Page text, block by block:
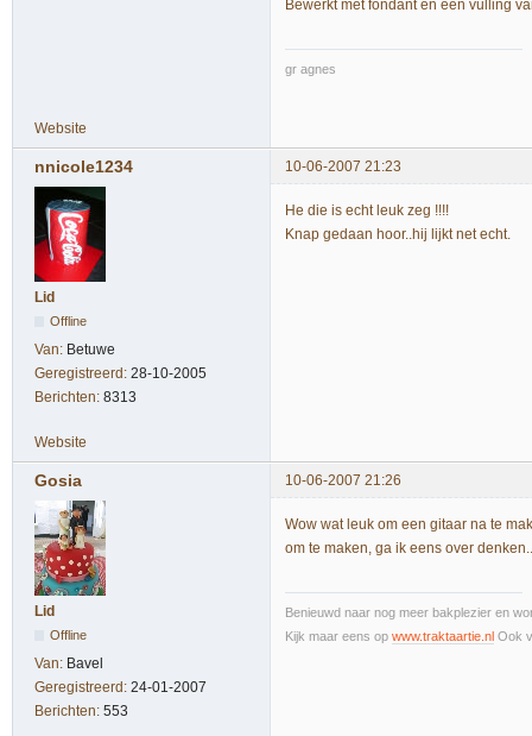
Bewerkt met fondant en een vulling
gr agnes
Website
nnicole1234 10-06-2007 21:23
Lid
Offline
Van: Betuwe
Geregistreerd: 28-10-2005
Berichten: 8313
He die is echt leuk zeg !!!!
Knap gedaan hoor..hij lijkt net echt.
Website
Gosia 10-06-2007 21:26
Lid
Offline
Van: Bavel
Geregistreerd: 24-01-2007
Berichten: 553
Wow wat leuk om een gitaar na te
om te maken, ga ik eens over denken..
Benieuwd naar nog meer bakplezier en
Kijk maar eens op www.traktaartie.nl Ook